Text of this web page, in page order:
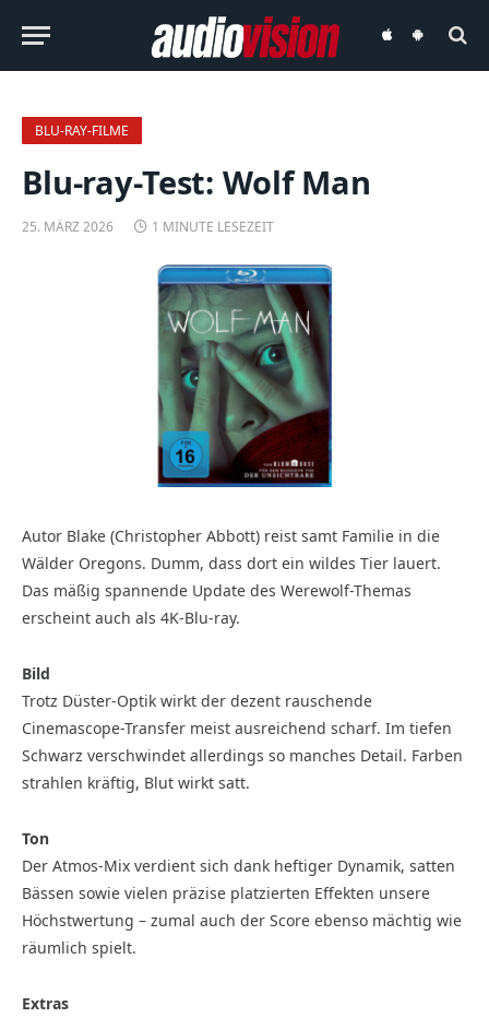
audiovisionaudiovision
BLU-RAY-FILME
Blu-ray-Test: Wolf Man
25. MÄRZ 2026 1 MINUTE LESEZEIT
Autor Blake (Christopher Abbott) reist samt Familie in die
Wälder Oregons. Dumm, dass dort ein wildes Tier lauert.
Das mäßig spannende Update des Werewolf-Themas
erscheint auch als 4K-Blu-ray.
Bild
Trotz Düster-Optik wirkt der dezent rauschende
Cinemascope-Transfer meist ausreichend scharf. Im tiefen
Schwarz verschwindet allerdings so manches Detail. Farben
strahlen kräftig, Blut wirkt satt.
Ton
Der Atmos-Mix verdient sich dank heftiger Dynamik, satten
Bässen sowie vielen präzise platzierten Effekten unsere
Höchstwertung – zumal auch der Score ebenso mächtig wie
räumlich spielt.
Extras